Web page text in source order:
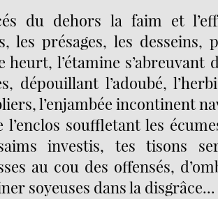
du dehors la faim et
les présages, les desseins,
heurt, l’étamine s’abreuvant
dépouillant l’adoubé,
l’enjambée incontinent
l’enclos souffletant les
investis, tes tisons
au cou des offensés,
soyeuses dans la disgrâce...